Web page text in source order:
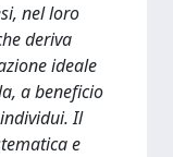
nel loro
deriva
ideale
a beneficio
Il
e